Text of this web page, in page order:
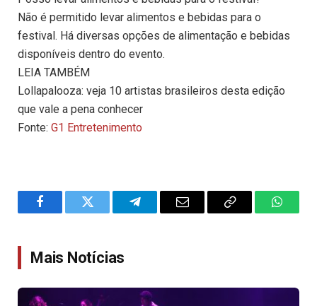
Não é permitido levar alimentos e bebidas para o
festival. Há diversas opções de alimentação e bebidas
disponíveis dentro do evento.
LEIA TAMBÉM
Lollapalooza: veja 10 artistas brasileiros desta edição
que vale a pena conhecer
Fonte: G1 Entretenimento
FacebookTwitter TelegramEmail
Copy
Mais Notícias